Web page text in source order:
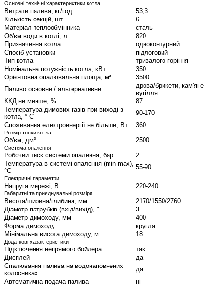
Основні технічні характеристики котла
Витрати палива, кг/год
53,3
Кількість секцій, шт
6
Матеріал теплообмінника
сталь
Об'єм води в котлі, л
820
Призначення котла
одноконтурний
Спосіб установки
підлоговий
Тип котла
тривалого горіння
Номінальна потужність котла, кВт
350
Орієнтовна опалювальна площа, м²
3500
Паливо основне / альтернативне
дрова/брикети, кам'яне
вугілля
ККД не менше, %
87
Температура димових газів при виході з
котла, ° С
90-170
Споживання електроенергії не більше, Вт
360
Розмір топки котла
Об'єм, дм³ 2500
Система опалення
Робочий тиск системи опалення, бар
2
Температура в системі опалення (min-max),
°C
55-90
Електричні параметри
Напруга мережі, В 220-240
Габаритні та приєднувальні розміри
Висота/ширина/глибина, мм
2170/1550/2760
Діаметр патрубків (вхід/вихід), ″
3
Діаметр димоходу, мм
400
Форма димоходу
кругла
Мінімальна висота димоходу, м
18
Додаткові характеристики
Підключення непрямого бойлера
так
Дисплей
да
Спалювання палива на водонаповнених
колосниках
да
Автоматична подача палива
ні